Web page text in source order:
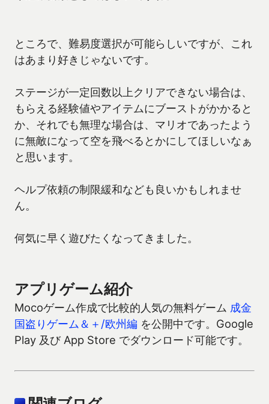
ところで、難易度選択が可能らしいですが、これ
はあまり好きじゃないです。
ステージが一定回数以上クリアできない場合は、
もらえる経験値やアイテムにブーストがかかると
か、それでも無理な場合は、マリオであったよう
に無敵になって空を飛べるとかにしてほしいなぁ
と思います。
ヘルプ依頼の制限緩和なども良いかもしれませ
ん。
何気に早く遊びたくなってきました。
アプリゲーム紹介
Mocoゲーム作成で比較的人気の無料ゲーム 成金
国盗りゲーム＆＋/欧州編 を公開中です。Google
Play 及び App Store でダウンロード可能です。